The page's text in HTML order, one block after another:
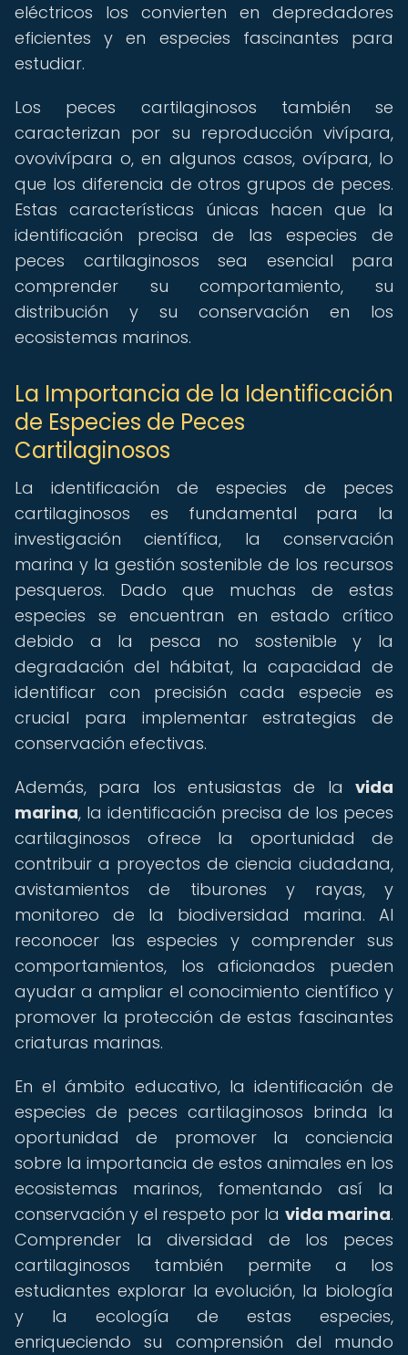
eléctricos los convierten en depredadores
eficientes y en especies fascinantes para
estudiar.
Los peces cartilaginosos también se
caracterizan por su reproducción vivípara,
ovovivípara o, en algunos casos, ovípara, lo
que los diferencia de otros grupos de peces.
Estas características únicas hacen que la
identificación precisa de las especies de
peces cartilaginosos sea esencial para
comprender su comportamiento, su
distribución y su conservación en los
ecosistemas marinos.
La Importancia de la Identificación
de Especies de Peces
Cartilaginosos
La identificación de especies de peces
cartilaginosos es fundamental para la
investigación científica, la conservación
marina y la gestión sostenible de los recursos
pesqueros. Dado que muchas de estas
especies se encuentran en estado crítico
debido a la pesca no sostenible y la
degradación del hábitat, la capacidad de
identificar con precisión cada especie es
crucial para implementar estrategias de
conservación efectivas.
Además, para los entusiastas de la vida
marina, la identificación precisa de los peces
cartilaginosos ofrece la oportunidad de
contribuir a proyectos de ciencia ciudadana,
avistamientos de tiburones y rayas, y
monitoreo de la biodiversidad marina. Al
reconocer las especies y comprender sus
comportamientos, los aficionados pueden
ayudar a ampliar el conocimiento científico y
promover la protección de estas fascinantes
criaturas marinas.
En el ámbito educativo, la identificación de
especies de peces cartilaginosos brinda la
oportunidad de promover la conciencia
sobre la importancia de estos animales en los
ecosistemas marinos, fomentando así la
conservación y el respeto por la vida marina.
Comprender la diversidad de los peces
cartilaginosos también permite a los
estudiantes explorar la evolución, la biología
y la ecología de estas especies,
enriqueciendo su comprensión del mundo